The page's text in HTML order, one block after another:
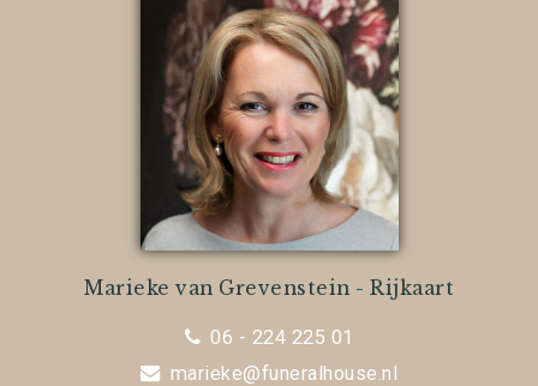
Marieke van Grevenstein - Rijkaart
06 - 224 225 01
marieke@funeralhouse.nl